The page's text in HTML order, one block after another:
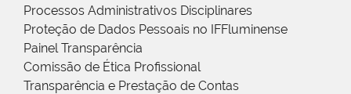
Processos Administrativos Disciplinares
Proteção de Dados Pessoais no IFFluminense
Painel Transparência
Comissão de Ética Profissional
Transparência e Prestação de Contas